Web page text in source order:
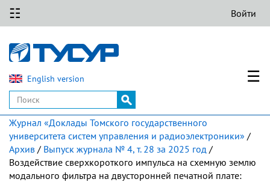
☷ Войти
English version ☰
Журнал «Доклады Томского государственного
университета систем управления и радиоэлектроники» /
Архив / Выпуск журнала № 4, т. 28 за 2025 год /
Воздействие сверхкороткого импульса на схемную землю
модального фильтра на двусторонней печатной плате: